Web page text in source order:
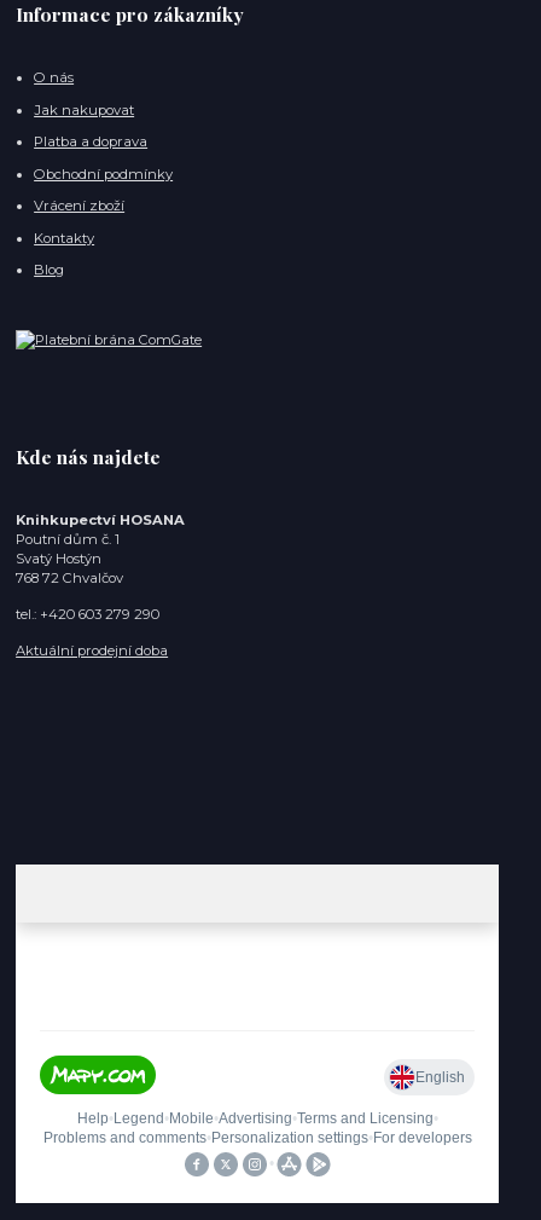
Informace pro zákazníky
O nás
Jak nakupovat
Platba a doprava
Obchodní podmínky
Vrácení zboží
Kontakty
Blog
Kde nás najdete
Knihkupectví HOSANA
Poutní dům č. 1
Svatý Hostýn
768 72 Chvalčov
tel.: +420 603 279 290
Aktuální prodejní doba